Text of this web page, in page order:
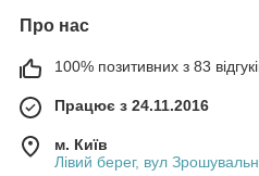
Про нас
100% позитивних з 83
Працює з 24.11.2016
м. Київ
Лівий берег, вул